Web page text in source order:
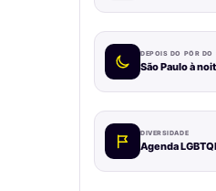
DEPOIS DO PÔR DO
São Paulo à
DIVERSIDADE
Agenda